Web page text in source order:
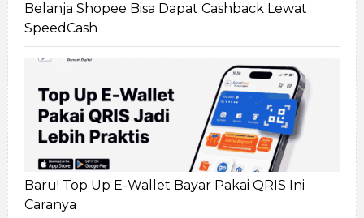
Belanja Shopee Bisa Dapat Cashback Lewat
SpeedCash
Baru! Top Up E-Wallet Bayar Pakai QRIS Ini
Caranya